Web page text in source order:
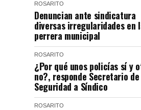
ROSARITO
Denuncian ante sindicatura
diversas irregularidades en
perrera municipal
ROSARITO
¿Por qué unos policías sí y
no?, responde Secretario de
Seguridad a Síndico
ROSARITO